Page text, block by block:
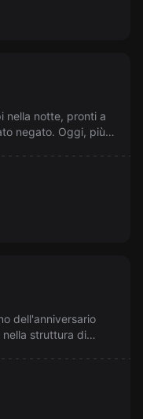
nella notte, pronti a
negato. Oggi, più
Della
dell'anniversario
struttura di